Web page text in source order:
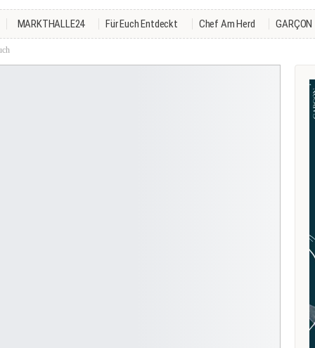
MARKTHALLE24 Für Euch Entdeckt Chef Am Herd GARÇON